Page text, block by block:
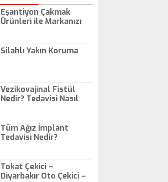
Eşantiyon Çakmak
Ürünleri ile Markanızı
Silahlı Yakın Koruma
Vezikovajinal Fistül
Nedir? Tedavisi Nasıl
Tüm Ağız İmplant
Tedavisi Nedir?
Tokat Çekici –
Diyarbakır Oto Çekici –